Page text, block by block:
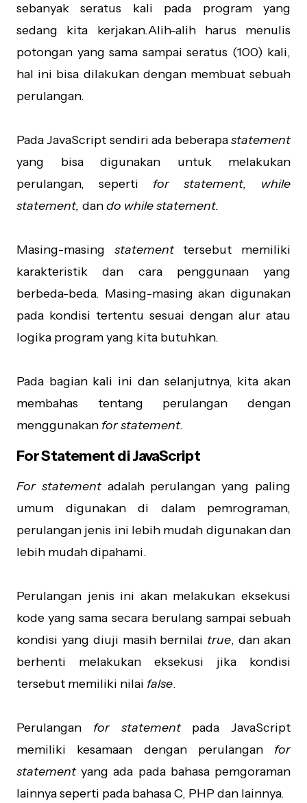
sebanyak seratus kali pada program yang
sedang kita kerjakan.Alih-alih harus menulis
potongan yang sama sampai seratus (100) kali,
hal ini bisa dilakukan dengan membuat sebuah
perulangan.
Pada JavaScript sendiri ada beberapastatement
yang bisa digunakan untuk melakukan
perulangan, seperti for statement, while
statement, dando while statement.
Masing-masing statementtersebut memiliki
karakteristik dan cara penggunaan yang
berbeda-beda. Masing-masing akan digunakan
pada kondisi tertentu sesuai dengan alur atau
logika program yang kita butuhkan.
Pada bagian kali ini dan selanjutnya, kita akan
membahas tentang perulangan dengan
menggunakan for statement.
For Statement di JavaScript
For statementadalah perulangan yang paling
umum digunakan di dalam pemrograman,
perulangan jenis ini lebih mudah digunakan dan
lebih mudah dipahami.
Perulangan jenis ini akan melakukan eksekusi
kode yang sama secara berulang sampai sebuah
kondisi yang diuji masih bernilai true, dan akan
berhenti melakukan eksekusi jika kondisi
tersebut memiliki nilai false.
Perulangan for statementpada JavaScript
memiliki kesamaan dengan perulangan for
statementyang ada pada bahasa pemgoraman
lainnya seperti pada bahasa C, PHP dan lainnya.